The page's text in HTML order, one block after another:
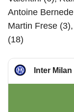
Antoine
Martin Frese
(18)
Inter Milan